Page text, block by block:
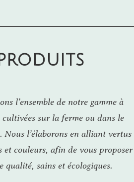
produits
l’ensemble de notre gamme à
sur la ferme ou dans le
Nous l’élaborons en alliant vertus
et couleurs, afin de vous proposer
qualité, sains et écologiques.